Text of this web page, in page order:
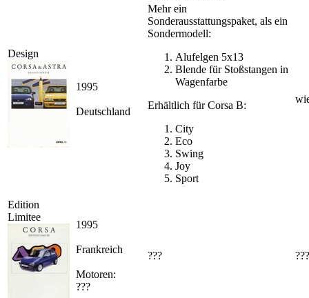
Design
1995
Deutschland
Mehr ein
Sonderausstattungspaket, als ein
Sondermodell:
Alufelgen 5x13
Blende für Stoßstangen in
Wagenfarbe
Erhältlich für Corsa B:
City
Eco
Swing
Joy
Sport
Edition
Limitee
1995
Frankreich
Motoren:
???
??? ???